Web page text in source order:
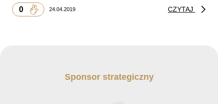
0 24.04.2019 CZYTAJ
Sponsor strategiczny